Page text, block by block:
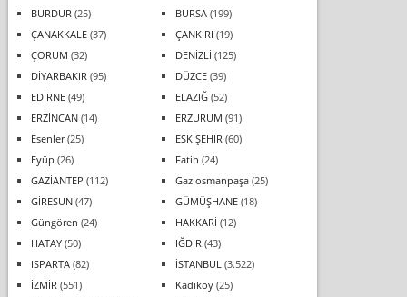
BURDUR (25) BURSA(199)
ÇANAKKALE(37) ÇANKIRI (19)
ÇORUM (32) DENİZLİ (125)
DİYARBAKIR (95) DÜZCE(39)
EDİRNE(49) ELAZIĞ(52)
ERZİNCAN(14) ERZURUM (91)
Esenler(25) ESKİŞEHİR (60)
Eyüp (26) Fatih (24)
GAZİANTEP (112) Gaziosmanpaşa(25)
GİRESUN(47) GÜMÜŞHANE(18)
Güngören (24) HAKKARİ (12)
HATAY(50) IĞDIR (43)
ISPARTA(82) İSTANBUL (3.522)
İZMİR (551) Kadıköy(25)